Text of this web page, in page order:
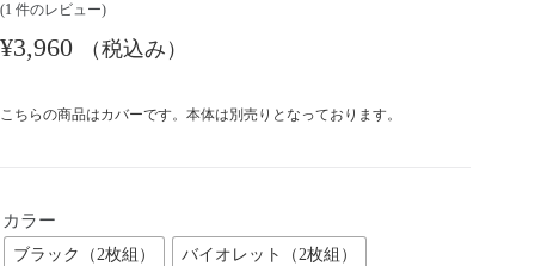
(1 件のレビュー)
¥3,960 （税込み）
こちらの商品はカバーです。本体は別売りとなっております。
カラー
ブラック（2枚組） バイオレット（2枚組）